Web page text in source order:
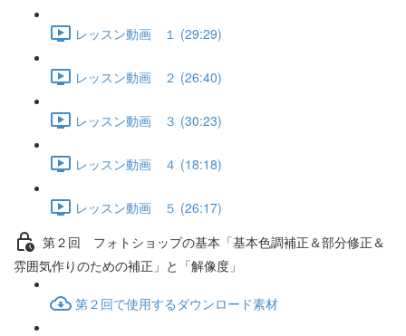
レッスン動画 １ (29:29)
レッスン動画 ２ (26:40)
レッスン動画 ３ (30:23)
レッスン動画 ４ (18:18)
レッスン動画 ５ (26:17)
第２回 フォトショップの基本「基本色調補正＆部分修正＆
雰囲気作りのための補正」と「解像度」
第２回で使用するダウンロード素材